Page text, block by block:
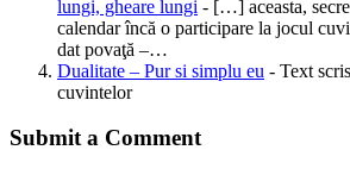
lungi, gheare lungi - […] aceasta,
calendar încă o participare la jocul
dat povaţă –…
Dualitate – Pur si simplu eu - Text
cuvintelor
Submit a Comment